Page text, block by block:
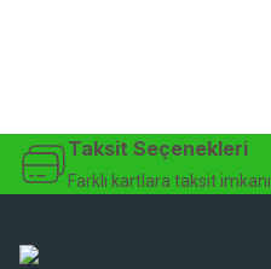
Taksit Seçenekleri
Farklı kartlara taksit imkanı